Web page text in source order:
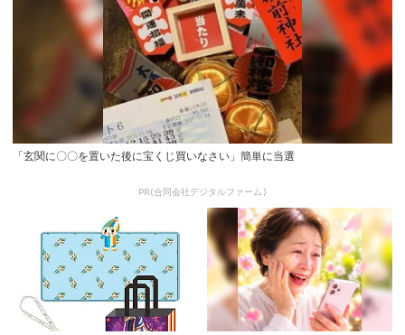
「玄関に〇〇を置いた後に宝くじ買いなさい」簡単に当選
PR(合同会社デジタルファーム )